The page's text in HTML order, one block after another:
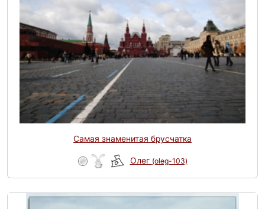
Самая знаменитая брусчатка
Олег (oleg-103)